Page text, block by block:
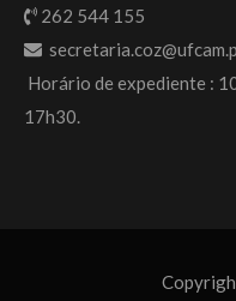
262 544 155
Horário de expediente :
17h30.